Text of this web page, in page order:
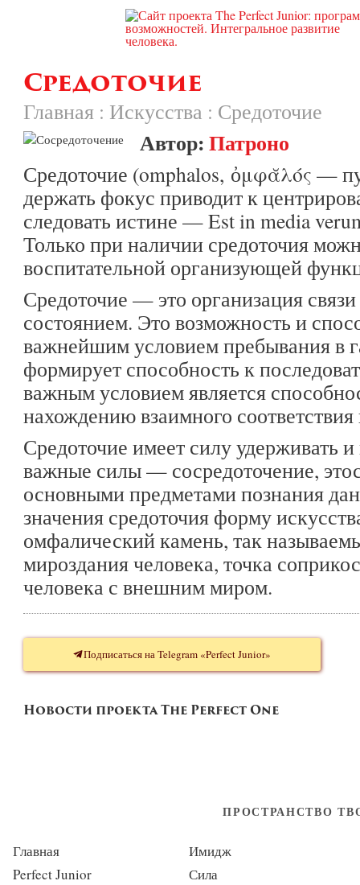
Средоточие
Главная : Искусства : Средоточие
Автор:Патроно
Средоточие (omphalos, ὀμφᾰλός —
держать фокус приводит к
следовать истине — Est in media
Только при наличии средоточия
воспитательной организующей
Средоточие — это организация
состоянием. Это возможность и
важнейшим условием пребывания в
формирует способность к
важным условием является
нахождению взаимного
Средоточие имеет силу удерживать
важные силы — сосредоточение,
основными предметами познания
значения средоточия форму
омфалический камень, так
мироздания человека, точка
человека с внешним миром.
Подписаться на Telegram «Perfect Junior»
Новости проекта The Perfect One
ПРОСТРАНСТВО
Главная
Perfect Junior
Имидж
Сила